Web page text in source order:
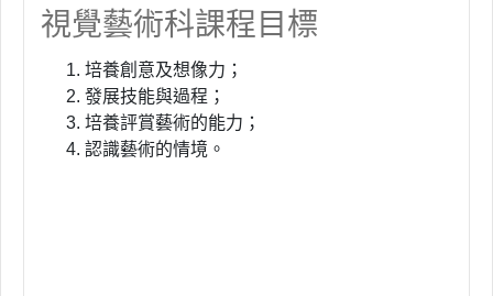
視覺藝術科課程目標
培養創意及想像力；
發展技能與過程；
培養評賞藝術的能力；
認識藝術的情境。